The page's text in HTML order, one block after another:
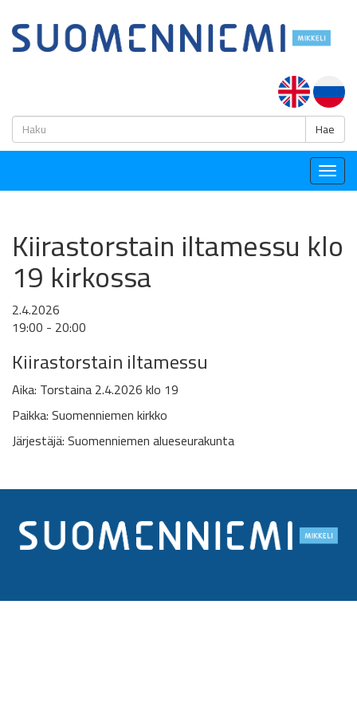
Hae
Kiirastorstain iltamessu klo
19 kirkossa
2.4.2026
19:00 - 20:00
Kiirastorstain iltamessu
Aika: Torstaina 2.4.2026 klo 19
Paikka: Suomenniemen kirkko
Järjestäjä: Suomenniemen alueseurakunta